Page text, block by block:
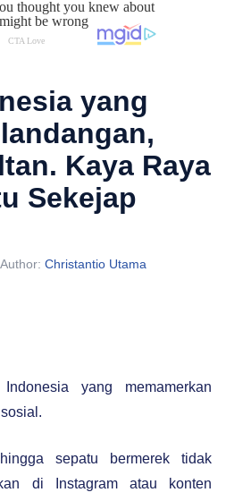
yang
Kaya Raya
Sekejap
Author: Christantio Utama
yang memamerkan
sepatu bermerek tidak
di Instagram atau konten